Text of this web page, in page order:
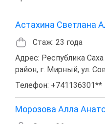
Астахина Светлана
Стаж: 23 года
Адрес: Республика
район, г. Мирный, ул.
Телефон: +741136301**
Морозова Алла